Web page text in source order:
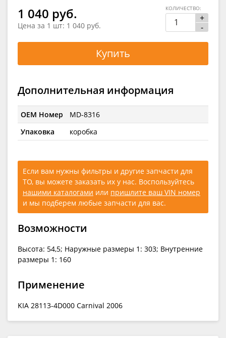
1 040 руб.
Цена за 1 шт: 1 040 руб.
+
-
КОЛИЧЕСТВО:
Купить
Дополнительная информация
OEM Номер
MD-8316
Упаковка
коробка
Если вам нужны фильтры и другие запчасти для
ТО, вы можете заказать их у нас. Воспользуйтесь
нашими каталогами или пришлите ваш VIN номер
и мы подберем любые запчасти для вас.
Возможности
Высота: 54,5; Наружные размеры 1: 303; Внутренние
размеры 1: 160
Применение
KIA 28113-4D000 Carnival 2006